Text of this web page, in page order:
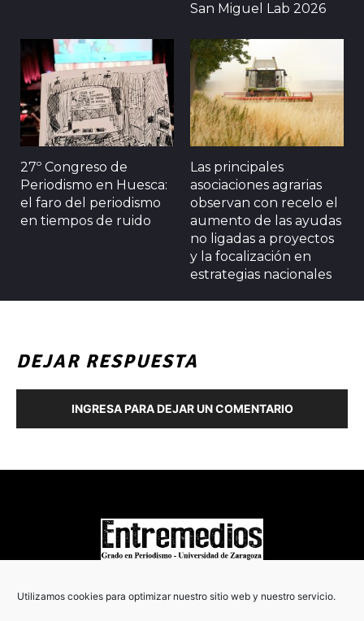
Utilizamos cookies para optimizar nuestro sitio web y nuestro servicio.
San Miguel Lab 2026
27º Congreso de
Periodismo en Huesca:
el faro del periodismo
en tiempos de ruido
Las principales
asociaciones agrarias
observan con recelo el
aumento de las ayudas
no ligadas a proyectos
y la focalización en
estrategias nacionales
DEJAR RESPUESTA
INGRESA PARA DEJAR UN COMENTARIO